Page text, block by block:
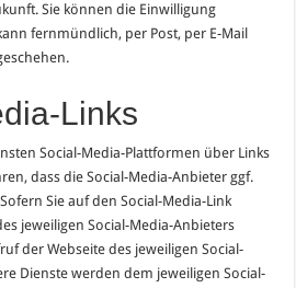
Sie können die Einwilligung
fernmündlich, per Post, per E-Mail
Links
Social-Media-Plattformen über Links
dass die Social-Media-Anbieter ggf.
Sie auf den Social-Media-Link
jeweiligen Social-Media-Anbieters
der Webseite des jeweiligen Social-
Dienste werden dem jeweiligen Social-